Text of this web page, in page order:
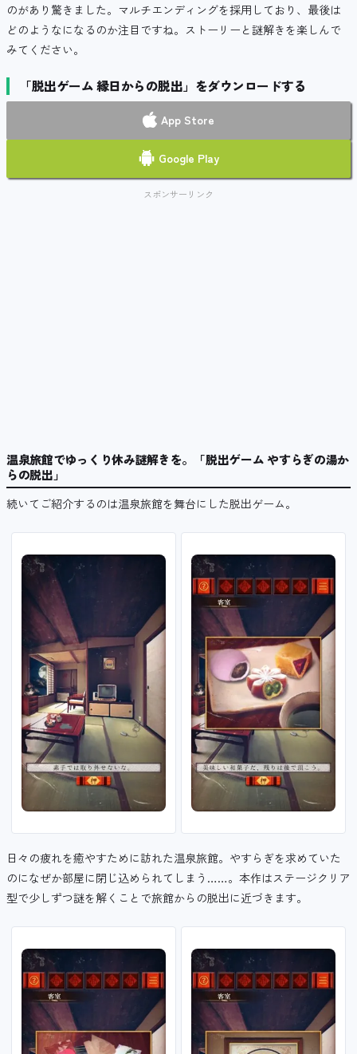
のがあり驚きました。マルチエンディングを採用しており、最後は
どのようなになるのか注目ですね。ストーリーと謎解きを楽しんで
みてください。
「脱出ゲーム 縁日からの脱出」をダウンロードする
App Store
Google Play
スポンサーリンク
温泉旅館でゆっくり休み謎解きを。「脱出ゲーム やすらぎの湯か
らの脱出」
続いてご紹介するのは温泉旅館を舞台にした脱出ゲーム。
日々の疲れを癒やすために訪れた温泉旅館。やすらぎを求めていた
のになぜか部屋に閉じ込められてしまう……。本作はステージクリア
型で少しずつ謎を解くことで旅館からの脱出に近づきます。